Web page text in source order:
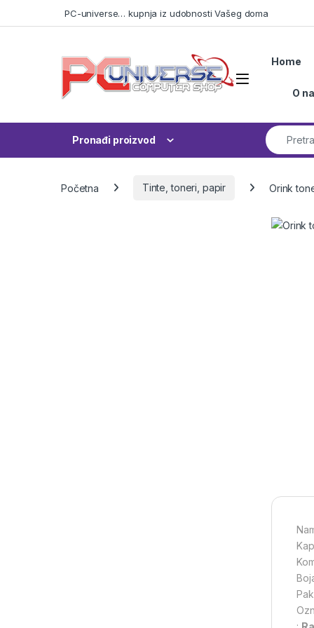
PC-universe… kupnja iz udobnosti Vašeg doma
Open
Home
O
Pronađi proizvod
Search for:
Početna Tinte, toneri, papir Orink